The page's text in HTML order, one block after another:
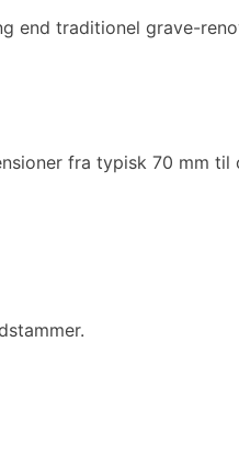
end traditionel grave-
fra typisk 70 mm til